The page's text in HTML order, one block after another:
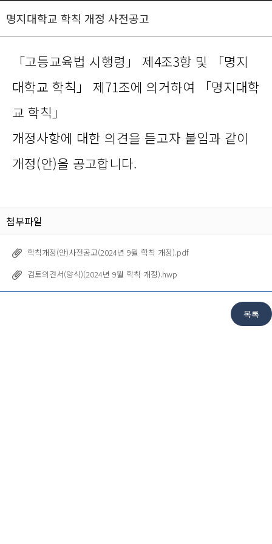
명지대학교 학칙 개정 사전공고
「고등교육법 시행령 」 제4조3항 및 「명지
대학교 학칙」 제71조에 의거하여 「명지대학
교 학칙 」
개정사항에 대한 의견을 듣고자 붙임과 같이
개정(안)을 공고합니다.
첨부파일
학칙개정(안)사전공고(2024년 9월 학칙 개정).pdf
검토의견서(양식)(2024년 9월 학칙 개정).hwp